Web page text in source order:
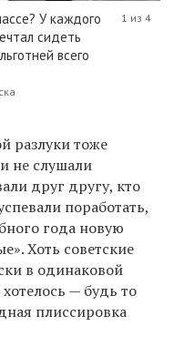
У каждого
сидеть
всего
1 из 4
разлуки тоже
не слушали
друг другу, кто
поработать,
года новую
Хоть советские
в одинаковой
— будь то
плиссировка